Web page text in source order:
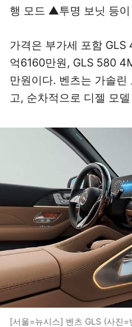
행 모드 ▲투명 보닛 등
가격은 부가세 포함
억6160만원, GLS 580
만원이다. 벤츠는 가솔
고, 순차적으로 디젤 모
[서울=뉴시스] 벤츠 GLS (사진